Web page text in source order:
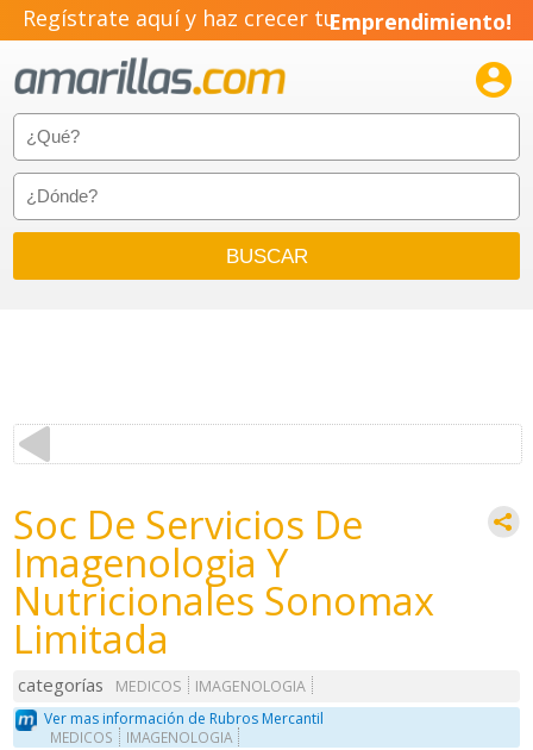
Regístrate aquí y haz crecer tuEmprendimiento!

Soc De Servicios De
Imagenologia Y
Nutricionales Sonomax
Limitada
categorías MEDICOS
IMAGENOLOGIA
Ver mas información de Rubros Mercantil
MEDICOS IMAGENOLOGIA